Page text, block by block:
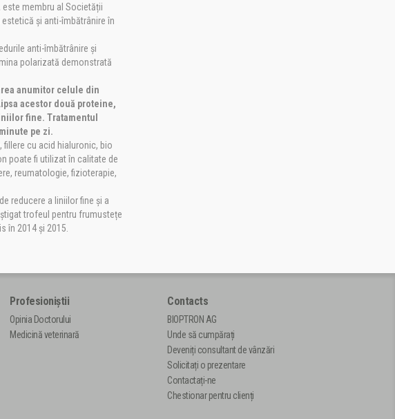
membru al Societății
și anti-îmbătrânire în
anti-îmbătrânire și
polarizată demonstrată
anumitor celule din
acestor două proteine,
fine. Tratamentul
pe zi.
fillere cu acid hialuronic, bio
poate fi utilizat în calitate de
reumatologie, fizioterapie,
reducere a liniilor fine și a
trofeul pentru frumustețe
în 2014 și 2015.
Profesioniștii
Opinia Doctorului
Medicină veterinară
Contacts
BIOPTRON AG
Unde să cumpărați
Deveniți consultant de vânzări
Solicitați o prezentare
Contactați-ne
Chestionar pentru clienți